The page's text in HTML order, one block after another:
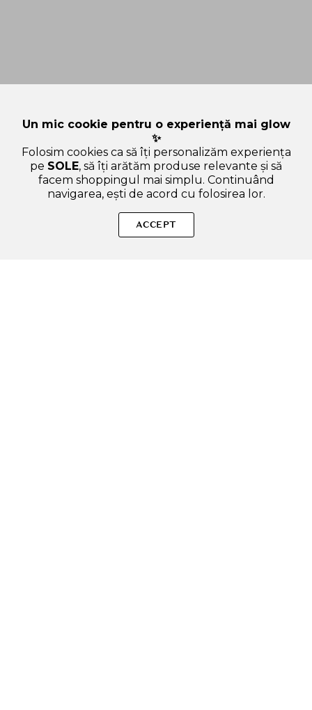
NUMBUZIN No.5 Vitamin Glutathione Dark Spot Laser Cream -
crema de fata formulata cu glutation si niacinamida, care
Un mic cookie pentru o experiență mai glow
✨
Folosim cookies ca să îți personalizăm experiența
pe SOLE, să îți arătăm produse relevante și să
facem shoppingul mai simplu. Continuând
navigarea, ești de acord cu folosirea lor.
ACCEPT